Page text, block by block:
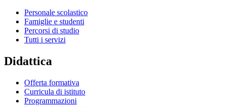
Personale scolastico
Famiglie e studenti
Percorsi di studio
Tutti i servizi
Didattica
Offerta formativa
Curricula di istituto
Programmazioni